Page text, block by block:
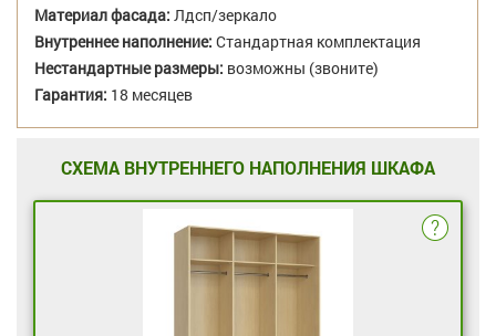
Материал фасада: Лдсп/зеркало
Внутреннее наполнение: Стандартная комплектация
Нестандартные размеры: возможны (звоните)
Гарантия: 18 месяцев
СХЕМА ВНУТРЕННЕГО НАПОЛНЕНИЯ ШКАФА